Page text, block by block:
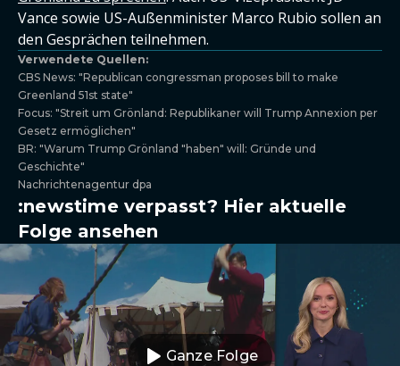
Vance sowie US-Außenminister Marco Rubio sollen an
den Gesprächen teilnehmen.
Verwendete Quellen:
CBS News: "Republican congressman proposes bill to make
Greenland 51st state"
Focus: "Streit um Grönland: Republikaner will Trump Annexion per
Gesetz ermöglichen"
BR: "Warum Trump Grönland "haben" will: Gründe und
Geschichte"
Nachrichtenagentur dpa
:newstime verpasst? Hier aktuelle
Folge ansehen
Ganze Folge